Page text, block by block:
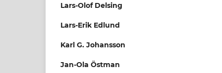
Lars-Olof Delsing
Lars-Erik Edlund
Karl G. Johansson
Jan-Ola Östman